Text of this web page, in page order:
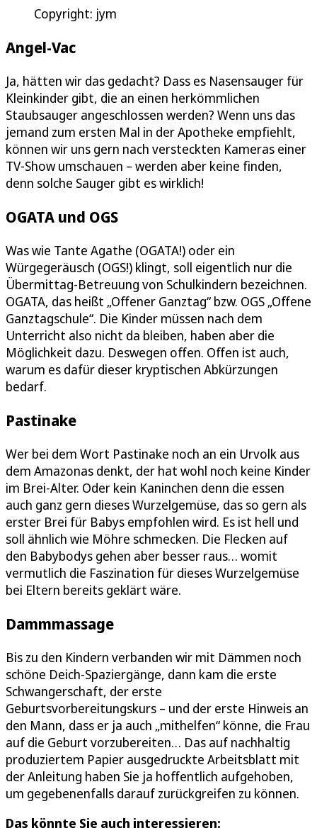
Copyright: jym
Angel-Vac
Ja, hätten wir das gedacht? Dass es Nasensauger für
Kleinkinder gibt, die an einen herkömmlichen
Staubsauger angeschlossen werden? Wenn uns das
jemand zum ersten Mal in der Apotheke empfiehlt,
können wir uns gern nach versteckten Kameras einer
TV-Show umschauen – werden aber keine finden,
denn solche Sauger gibt es wirklich!
OGATA und OGS
Was wie Tante Agathe (OGATA!) oder ein
Würgegeräusch (OGS!) klingt, soll eigentlich nur die
Übermittag-Betreuung von Schulkindern bezeichnen.
OGATA, das heißt „Offener Ganztag“ bzw. OGS „Offene
Ganztagschule“. Die Kinder müssen nach dem
Unterricht also nicht da bleiben, haben aber die
Möglichkeit dazu. Deswegen offen. Offen ist auch,
warum es dafür dieser kryptischen Abkürzungen
bedarf.
Pastinake
Wer bei dem Wort Pastinake noch an ein Urvolk aus
dem Amazonas denkt, der hat wohl noch keine Kinder
im Brei-Alter. Oder kein Kaninchen denn die essen
auch ganz gern dieses Wurzelgemüse, das so gern als
erster Brei für Babys empfohlen wird. Es ist hell und
soll ähnlich wie Möhre schmecken. Die Flecken auf
den Babybodys gehen aber besser raus… womit
vermutlich die Faszination für dieses Wurzelgemüse
bei Eltern bereits geklärt wäre.
Dammmassage
Bis zu den Kindern verbanden wir mit Dämmen noch
schöne Deich-Spaziergänge, dann kam die erste
Schwangerschaft, der erste
Geburtsvorbereitungskurs – und der erste Hinweis an
den Mann, dass er ja auch „mithelfen“ könne, die Frau
auf die Geburt vorzubereiten… Das auf nachhaltig
produziertem Papier ausgedruckte Arbeitsblatt mit
der Anleitung haben Sie ja hoffentlich aufgehoben,
um gegebenenfalls darauf zurückgreifen zu können.
Das könnte Sie auch interessieren: